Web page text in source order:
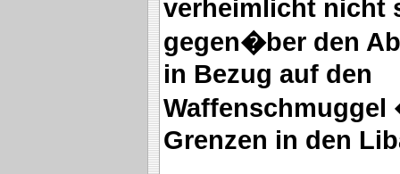
verheimlicht nicht
gegen�ber den
in Bezug auf den
Grenzen in den